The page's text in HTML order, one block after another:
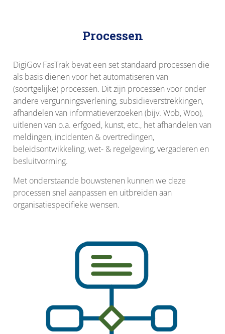
Processen
DigiGov FasTrak bevat een set standaard processen die
als basis dienen voor het automatiseren van
(soortgelijke) processen. Dit zijn processen voor onder
andere vergunningsverlening, subsidieverstrekkingen,
afhandelen van informatieverzoeken (bijv. Wob, Woo),
uitlenen van o.a. erfgoed, kunst, etc., het afhandelen van
meldingen, incidenten & overtredingen,
beleidsontwikkeling, wet- & regelgeving, vergaderen en
besluitvorming.
Met onderstaande bouwstenen kunnen we deze
processen snel aanpassen en uitbreiden aan
organisatiespecifieke wensen.